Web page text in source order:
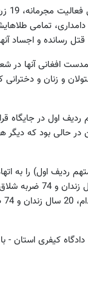
تمامی
و زنان و دخترانی
حالی بود که دیگر
عنف به 7 بار
قاضی نورالله عزیزمحمدی - رئیس